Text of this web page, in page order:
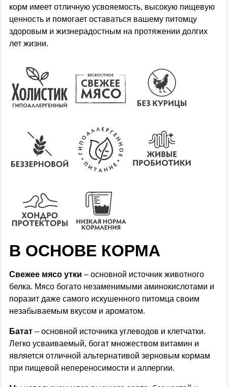
корм имеет отличную усвояемость, высокую пищевую
ценность и помогает оставаться вашему питомцу
здоровым и жизнерадостным на протяжении долгих
лет жизни.
В ОСНОВЕ КОРМА
Свежее мясо утки – основной источник животного
белка. Мясо богато незаменимыми аминокислотами и
поразит даже самого искушенного питомца своим
незабываемым вкусом и ароматом.
Батат – основной источника углеводов и клетчатки.
Легко усваиваемый, богат множеством витамин и
является отличной альтернативой зерновым кормам
при пищевой непереносимости и аллергии.